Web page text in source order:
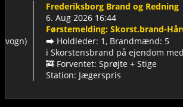
Frederiksborg Brand og Redning
6. Aug 2026 16:44
Førstemelding: Skorst.brand-Hårdt
➡️ Holdleder: 1, Brandmænd: 5
ℹ️ Skorstensbrand på ejendom
🚒 Forventet: Sprøjte + Stige
Station: Jægerspris